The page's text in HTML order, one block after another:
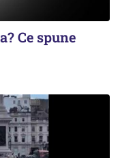
Ce spune